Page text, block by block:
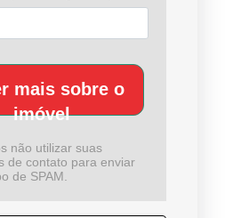
mais sobre o
imóvel
não utilizar suas
de contato para enviar
de SPAM.